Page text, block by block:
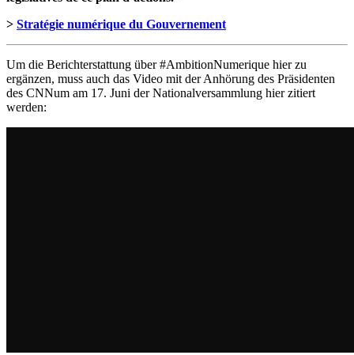
> Stratégie numérique du Gouvernement
Um die Berichterstattung über #AmbitionNumerique hier zu
ergänzen, muss auch das Video mit der Anhörung des Präsidenten
des CNNum am 17. Juni der Nationalversammlung hier zitiert
werden: